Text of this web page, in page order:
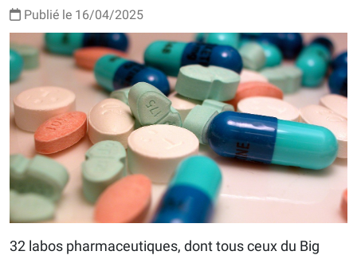
Publié le 16/04/2025
32 labos pharmaceutiques, dont tous ceux du Big